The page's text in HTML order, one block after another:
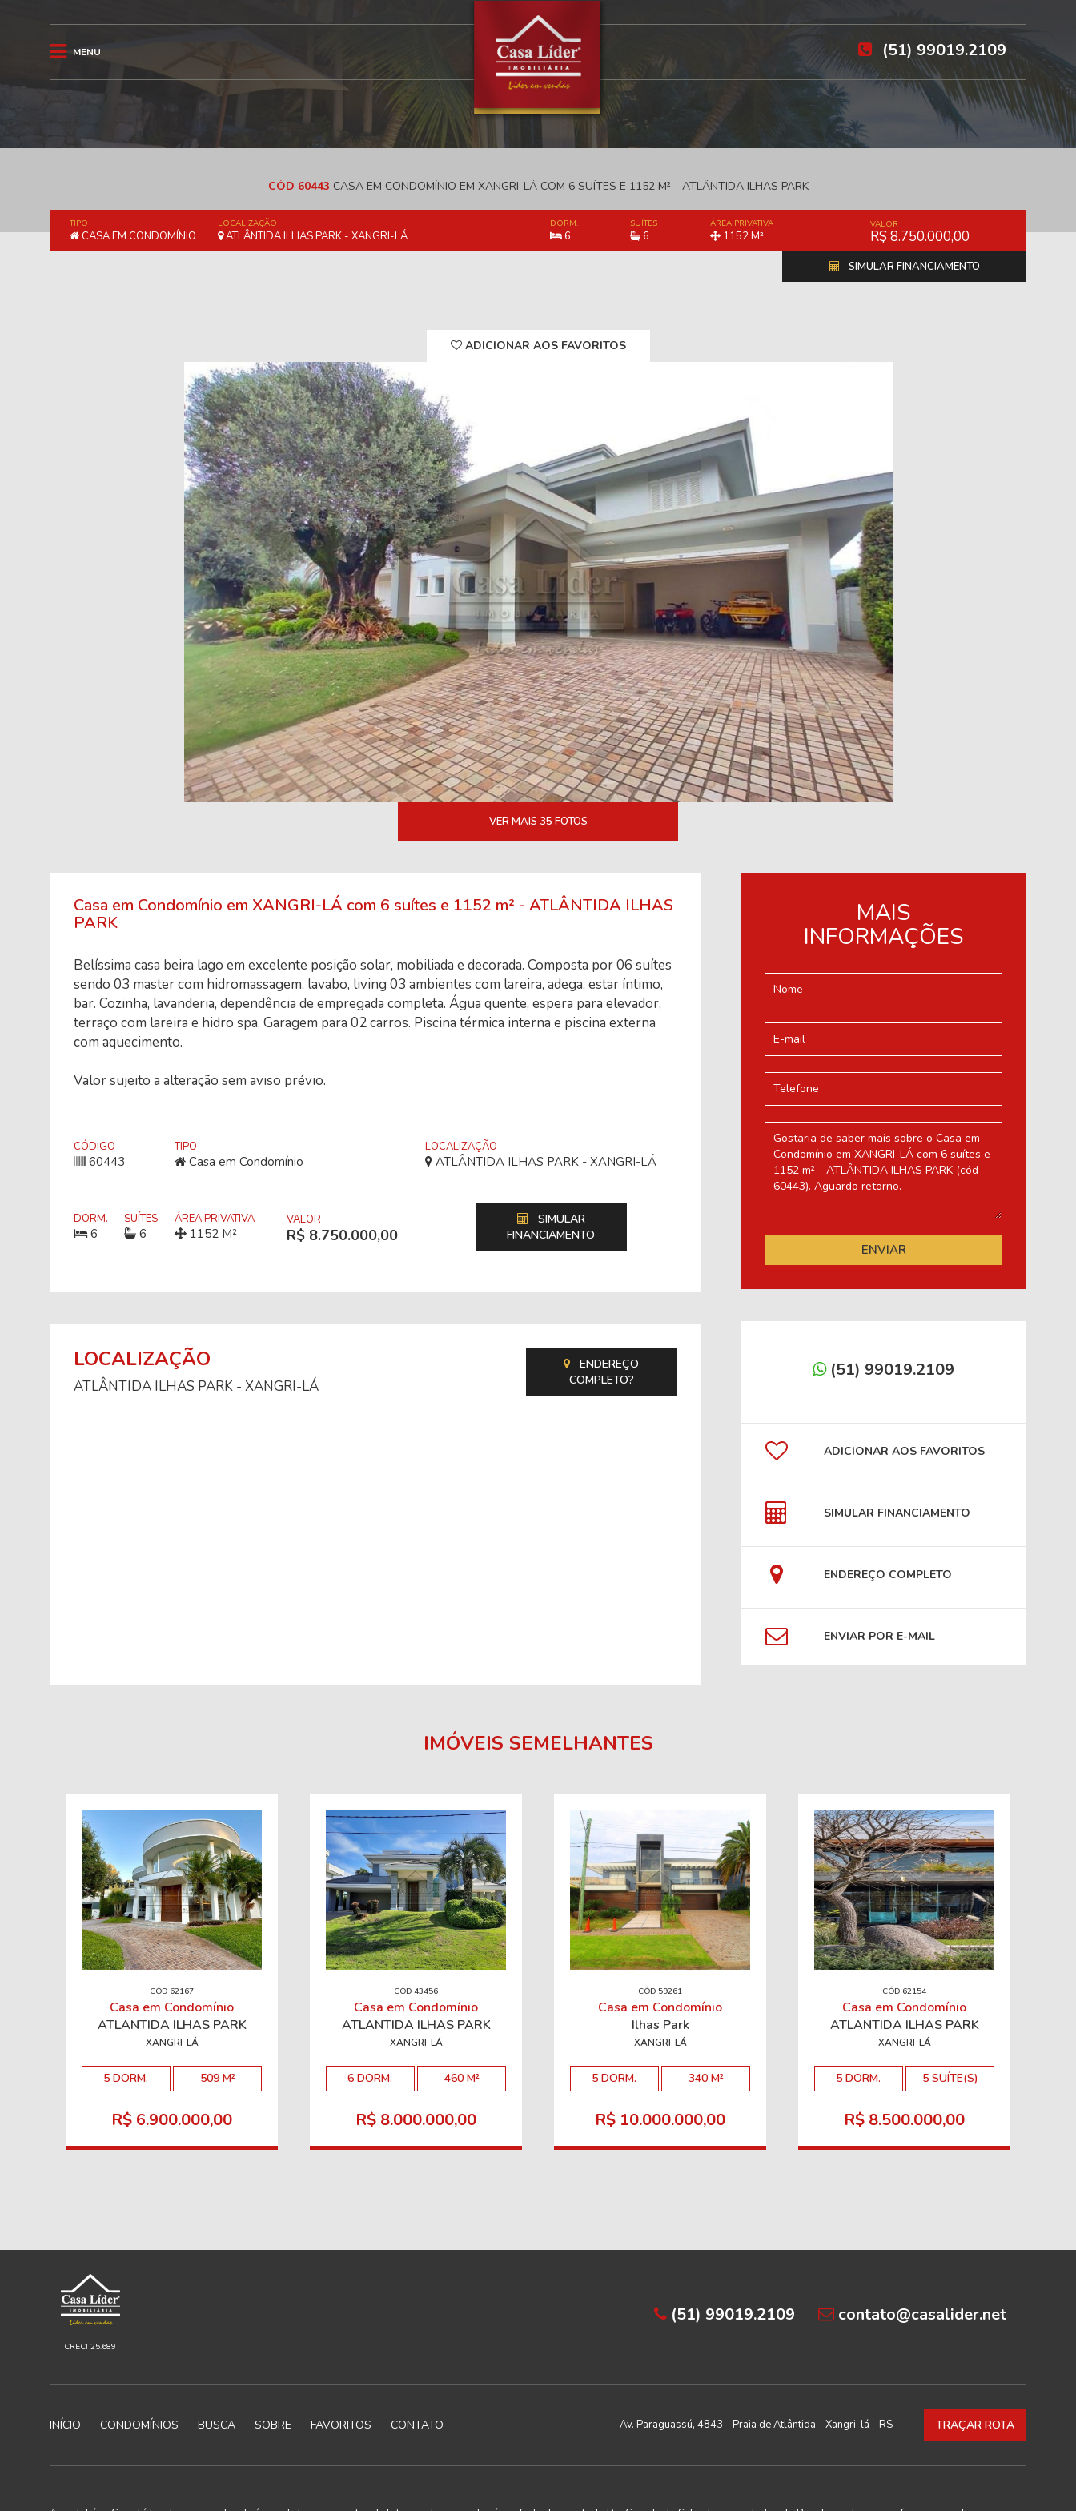
MENU (51) 99019.2109
CÓD 60443 CASA EM CONDOMÍNIO EM XANGRI-LÁ COM 6 SUÍTES E 1152 M² - ATLÂNTIDA ILHAS PARK
TIPO
CASA EM CONDOMÍNIO
LOCALIZAÇÃO
ATLÂNTIDA ILHAS PARK - XANGRI-LÁ
DORM.
6
SUÍTES
6
ÁREA PRIVATIVA
1152 M²
VALOR
R$ 8.750.000,00
SIMULAR FINANCIAMENTO
ADICIONAR AOS FAVORITOS
VER MAIS 35 FOTOS
Casa em Condomínio em XANGRI-LÁ com 6 suítes e 1152 m² - ATLÂNTIDA ILHAS
PARK
Belíssima casa beira lago em excelente posição solar, mobiliada e decorada. Composta por 06 suítes
sendo 03 master com hidromassagem, lavabo, living 03 ambientes com lareira, adega, estar íntimo,
bar. Cozinha, lavanderia, dependência de empregada completa. Água quente, espera para elevador,
terraço com lareira e hidro spa. Garagem para 02 carros. Piscina térmica interna e piscina externa
com aquecimento.
Valor sujeito a alteração sem aviso prévio.
CÓDIGO
60443
TIPO
Casa em Condomínio
LOCALIZAÇÃO
ATLÂNTIDA ILHAS PARK - XANGRI-LÁ
DORM.
6
SUÍTES
6
ÁREA PRIVATIVA
1152 M²
VALOR
R$ 8.750.000,00
SIMULAR
FINANCIAMENTO
LOCALIZAÇÃO
ATLÂNTIDA ILHAS PARK - XANGRI-LÁ
ENDEREÇO
COMPLETO?
MAIS
INFORMAÇÕES
(51) 99019.2109
ADICIONAR AOS FAVORITOS
SIMULAR FINANCIAMENTO
ENDEREÇO COMPLETO
ENVIAR POR E-MAIL
IMÓVEIS SEMELHANTES
CÓD 62167
Casa em Condomínio
ATLÂNTIDA ILHAS PARK
XANGRI-LÁ
5 DORM. 509 M²
R$ 6.900.000,00
CÓD 43456
Casa em Condomínio
ATLÂNTIDA ILHAS PARK
XANGRI-LÁ
6 DORM. 460 M²
R$ 8.000.000,00
CÓD 59261
Casa em Condomínio
Ilhas Park
XANGRI-LÁ
5 DORM. 340 M²
R$ 10.000.000,00
CÓD 62154
Casa em Condomínio
ATLÂNTIDA ILHAS PARK
XANGRI-LÁ
5 DORM. 5 SUÍTE(S)
R$ 8.500.000,00
CRECI 25.689
(51) 99019.2109 contato@casalider.net
INÍCIO CONDOMÍNIOS BUSCA SOBRE FAVORITOS CONTATO Av. Paraguassú, 4843 - Praia de Atlântida - Xangri-lá - RS TRAÇAR ROTA